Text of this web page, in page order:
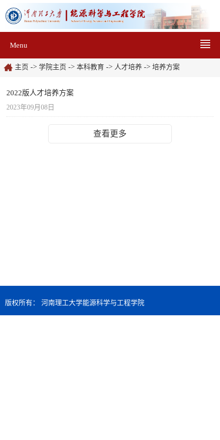
Menu
主页 -> 学院主页 -> 本科教育 -> 人才培养 -> 培养方案
2022版人才培养方案
2023年09月08日
查看更多
版权所有： 河南理工大学能源科学与工程学院